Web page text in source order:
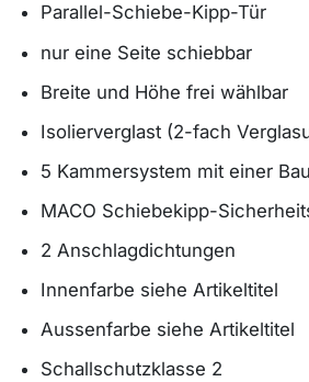
Parallel-Schiebe-Kipp-Tür
nur eine Seite schiebbar
Breite und Höhe frei wählbar
Isolierverglast (2-fach
5 Kammersystem mit einer
MACO Schiebekipp-
2 Anschlagdichtungen
Innenfarbe siehe Artikeltitel
Aussenfarbe siehe Artikeltitel
Schallschutzklasse 2